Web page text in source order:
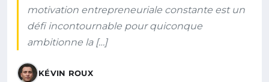
motivation entrepreneuriale constante est un
défi incontournable pour quiconque
ambitionne la […]
KÉVIN ROUX